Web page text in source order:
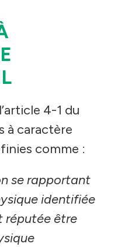
4-1 du
à caractère
comme :
se rapportant
identifiée
réputée être